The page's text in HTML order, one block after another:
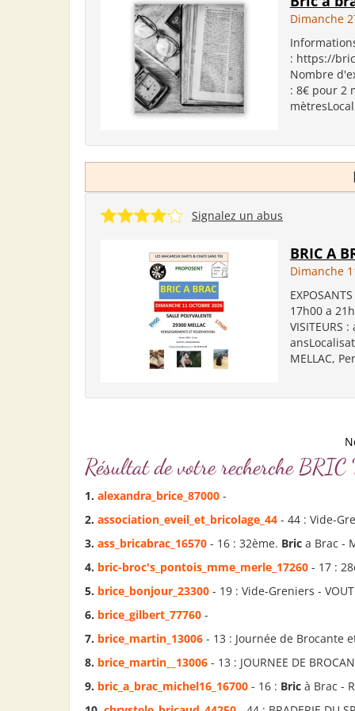
Dimanche
: https://
Nombre
: 8€ pour 2
Signalez un abus
BRIC A
Dimanche
17h00 a
VISITEURS
MELLAC,
Résultat de votre recherche
1. alexandra_ brice_87000 -
2. association_eveil_et_ bricolage_44 - 44 : Vide-
3. ass_ bricabrac_16570 - 16 : 32ème. Bric a Brac -
4. bric-broc's_pontois_mme_merle_17260 - 17 :
5. brice_bonjour_23300 - 19 : Vide-Greniers -
6. brice_gilbert_77760 -
7. brice_martin_13006 - 13 : Journée de Brocante
8. brice_martin__13006 - 13 : JOURNEE DE
9. bric _a_brac_michel16_16700 - 16 : Bric à Brac -